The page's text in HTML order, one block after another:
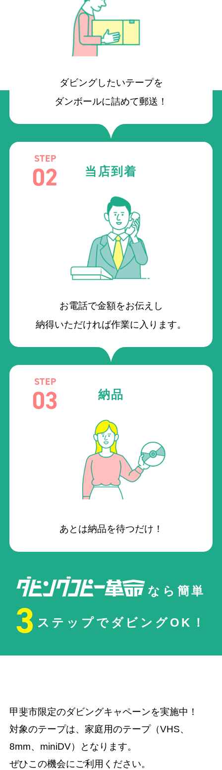
ダビングしたいテープを
ダンボールに詰めて郵送！
STEP
02 当店到着
お電話で金額をお伝えし
納得いただければ作業に入ります。
STEP
03 納品
あとは納品を待つだけ！
なら簡単
3 ステップでダビングOK！
甲斐市限定のダビングキャペーンを実施中！
対象のテープは、家庭用のテープ（VHS、
8mm、miniDV）となります。
ぜひこの機会にご利用ください。